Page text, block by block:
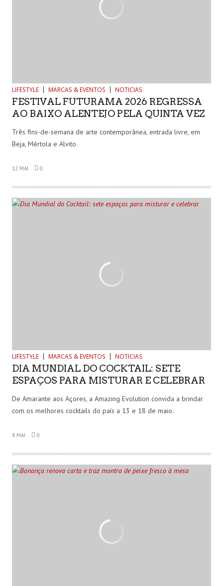
LIFESTYLE MARCAS & EVENTOS NOTICIAS
FESTIVAL FUTURAMA 2026 REGRESSA
AO BAIXO ALENTEJO PELA QUINTA VEZ
Três fins-de-semana de arte contemporânea, entrada livre, em
Beja, Mértola e Alvito.
12 MAI 0
LIFESTYLE MARCAS & EVENTOS NOTICIAS
DIA MUNDIAL DO COCKTAIL: SETE
ESPAÇOS PARA MISTURAR E CELEBRAR
De Amarante aos Açores, a Amazing Evolution convida a brindar
com os melhores cocktails do país a 13 e 18 de maio.
8 MAI 0